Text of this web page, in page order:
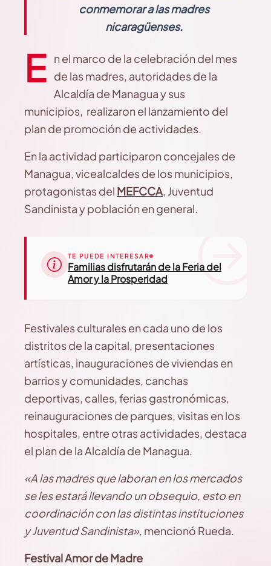
conmemorar a las madres
nicaragüenses.
E n el marco de la celebración del mes
de las madres, autoridades de la
Alcaldía de Managua y sus
municipios, realizaron el lanzamiento del
plan de promoción de actividades.
En la actividad participaron concejales de
Managua, vicealcaldes de los municipios,
protagonistas del MEFCCA, Juventud
Sandinista y población en general.
TE PUEDE INTERESAR
Familias disfrutarán de la Feria del
Amor y la Prosperidad
Festivales culturales en cada uno de los
distritos de la capital, presentaciones
artísticas, inauguraciones de viviendas en
barrios y comunidades, canchas
deportivas, calles, ferias gastronómicas,
reinauguraciones de parques, visitas en los
hospitales, entre otras actividades, destaca
el plan de la Alcaldía de Managua.
«A las madres que laboran en los mercados
se les estará llevando un obsequio, esto en
coordinación con las distintas instituciones
y Juventud Sandinista», mencionó Rueda.
Festival Amor de Madre